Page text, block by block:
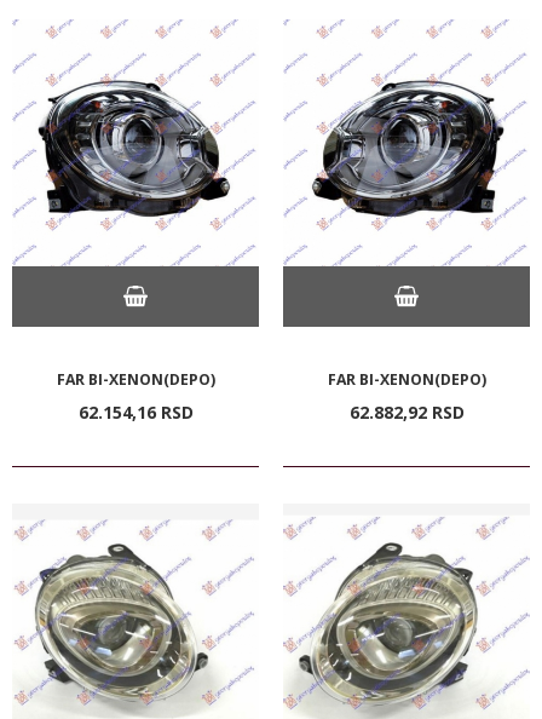
FAR BI-XENON(DEPO)
62.154,16 RSD
FAR BI-XENON(DEPO)
62.882,92 RSD